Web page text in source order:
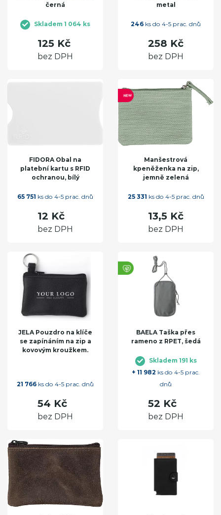
černá
Skladem 1 064 ks
125 Kč
bez DPH
metal
246 ks do 4-5 prac. dnů
258 Kč
bez DPH
FIDORA Obal na
platební kartu s RFID
ochranou, bílý
65 751 ks do 4-5 prac. dnů
12 Kč
bez DPH
Manšestrová
kpeněženka na zip,
jemně zelená
25 331 ks do 4-5 prac. dnů
13,5 Kč
bez DPH
JELA Pouzdro na klíče
se zapínáním na zip a
kovovým kroužkem.
21 766 ks do 4-5 prac. dnů
54 Kč
bez DPH
BAELA Taška přes
rameno z RPET, šedá
Skladem 191 ks
+ 11 982 ks do 4-5 prac.
dnů
52 Kč
bez DPH